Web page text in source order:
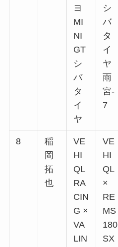
ヨ
MI
NI
GT
シ
バ
タ
イ
ヤ
シ
バ
タ
イ
ヤ
雨
宮-
7
8
稲
岡
拓
也
VE
HI
QL
RA
CIN
G ×
VA
LIN
VE
HI
QL
×
RE
MS
180
SX